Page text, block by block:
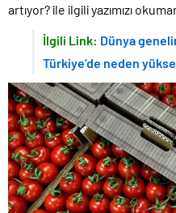
artıyor? ile ilgili yazımızı
İlgili Link: Dünya
Türkiye’de neden